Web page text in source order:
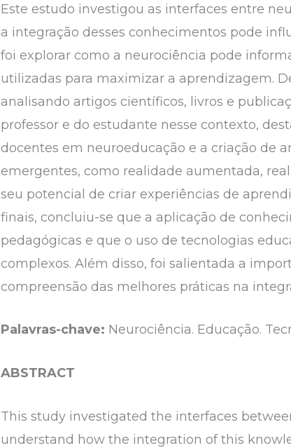
Este estudo investigou as interfaces entre
a integração desses conhecimentos pode
foi explorar como a neurociência pode
utilizadas para maximizar a aprendizagem.
analisando artigos científicos, livros e
professor e do estudante nesse contexto,
docentes em neuroeducação e a criação de
emergentes, como realidade aumentada,
seu potencial de criar experiências de
finais, concluiu-se que a aplicação de
pedagógicas e que o uso de tecnologias
complexos. Além disso, foi salientada a
compreensão das melhores práticas na
Palavras-chave: Neurociência. Educação.
ABSTRACT
This study investigated the interfaces
understand how the integration of this